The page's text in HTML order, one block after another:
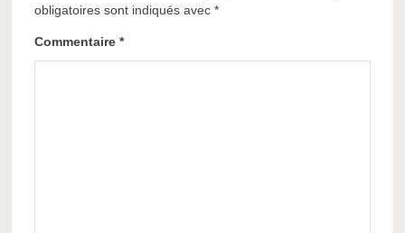
obligatoires sont indiqués avec*
Commentaire*